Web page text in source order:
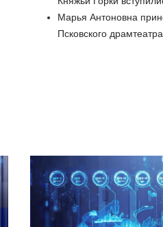
Марья Антоновна
Псковского